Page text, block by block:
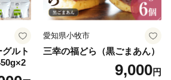
ルト
愛知県小牧市
三幸の福どら（黒ごまあん）
9,000円